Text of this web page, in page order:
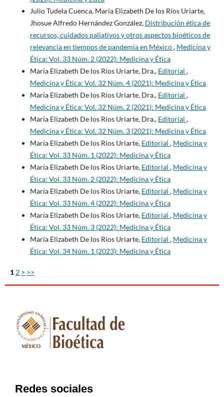
Julio Tudela Cuenca, María Elizabeth De los Ríos Uriarte,
Jhosue Alfredo Hernández González, Distribución ética de
recursos, cuidados paliativos y otros aspectos bioéticos de
relevancia en tiempos de pandemia en México, Medicina y
Ética: Vol. 33 Núm. 2 (2022): Medicina y Ética
María Elizabeth De los Ríos Uriarte, Dra., Editorial ,
Medicina y Ética: Vol. 32 Núm. 4 (2021): Medicina y Ética
María Elizabeth De los Ríos Uriarte, Dra., Editorial ,
Medicina y Ética: Vol. 32 Núm. 2 (2021): Medicina y Ética
María Elizabeth De los Ríos Uriarte, Dra., Editorial ,
Medicina y Ética: Vol. 32 Núm. 3 (2021): Medicina y Ética
María Elizabeth De los Ríos Uriarte, Editorial , Medicina y
Ética: Vol. 33 Núm. 1 (2022): Medicina y Ética
María Elizabeth De los Ríos Uriarte, Editorial , Medicina y
Ética: Vol. 33 Núm. 2 (2022): Medicina y Ética
María Elizabeth De los Ríos Uriarte, Editorial , Medicina y
Ética: Vol. 33 Núm. 4 (2022): Medicina y Ética
María Elizabeth De los Ríos Uriarte, Editorial , Medicina y
Ética: Vol. 33 Núm. 3 (2022): Medicina y Ética
María Elizabeth De los Ríos Uriarte, Editorial , Medicina y
Ética: Vol. 34 Núm. 1 (2023): Medicina y Ética
1 2 > >>
Redes sociales